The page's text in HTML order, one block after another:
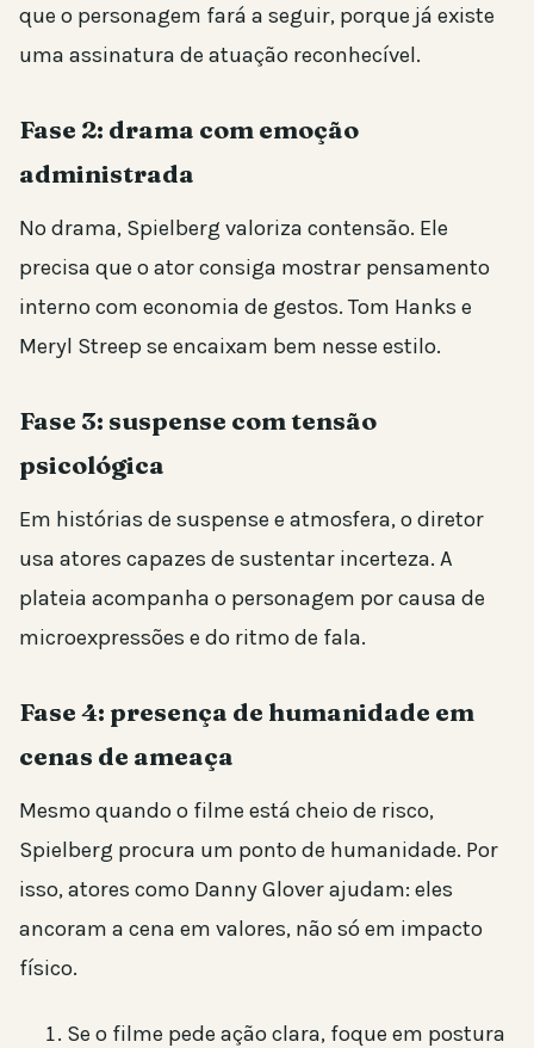
que o personagem fará a seguir, porque já existe
uma assinatura de atuação reconhecível.
Fase 2: drama com emoção
administrada
No drama, Spielberg valoriza contensão. Ele
precisa que o ator consiga mostrar pensamento
interno com economia de gestos. Tom Hanks e
Meryl Streep se encaixam bem nesse estilo.
Fase 3: suspense com tensão
psicológica
Em histórias de suspense e atmosfera, o diretor
usa atores capazes de sustentar incerteza. A
plateia acompanha o personagem por causa de
microexpressões e do ritmo de fala.
Fase 4: presença de humanidade em
cenas de ameaça
Mesmo quando o filme está cheio de risco,
Spielberg procura um ponto de humanidade. Por
isso, atores como Danny Glover ajudam: eles
ancoram a cena em valores, não só em impacto
físico.
Se o filme pede ação clara, foque em postura